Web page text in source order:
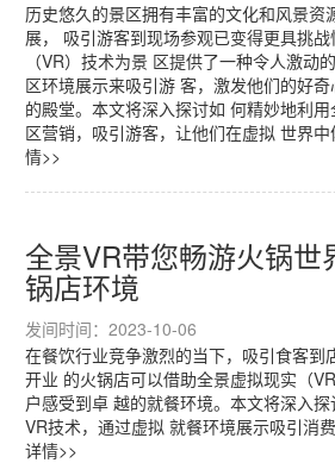
历史悠久的景区拥有丰富的文化和风景资
展， 吸引游客到现场参观已变得更具挑
（VR）技术为景 区提供了一种令人激动
区环境展示来吸引游 客，激发他们的好
的殿堂。本文将深入探讨如 何精妙地利
区营销，吸引游客，让他们在虚拟 世界
情>>
全景VR带您畅游火锅世
锅店环境
发间时间：2023-10-06
在餐饮行业竞争激烈的当下，吸引食客到
开业 的火锅店可以借助全景虚拟现实（
户感受到卓 越的就餐环境。本文将深入
VR技术，通过虚拟 就餐环境展示吸引消
详情>>